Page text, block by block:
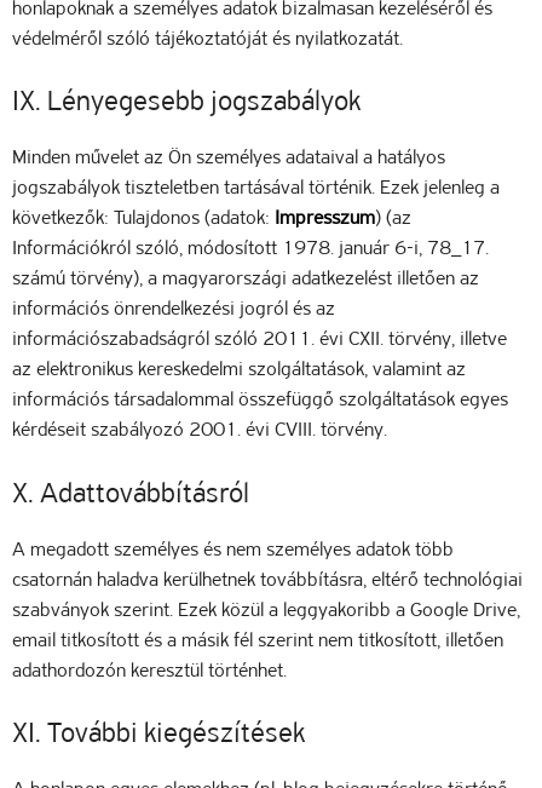
honlapoknak a személyes adatok bizalmasan kezeléséről és
védelméről szóló tájékoztatóját és nyilatkozatát.
IX. Lényegesebb jogszabályok
Minden művelet az Ön személyes adataival a hatályos
jogszabályok tiszteletben tartásával történik. Ezek jelenleg a
következők: Tulajdonos (adatok: Impresszum) (az
Információkról szóló, módosított 1978. január 6-i, 78_17.
számú törvény), a magyarországi adatkezelést illetően az
információs önrendelkezési jogról és az
információszabadságról szóló 2011. évi CXII. törvény, illetve
az elektronikus kereskedelmi szolgáltatások, valamint az
információs társadalommal összefüggő szolgáltatások egyes
kérdéseit szabályozó 2001. évi CVIII. törvény.
X. Adattovábbításról
A megadott személyes és nem személyes adatok több
csatornán haladva kerülhetnek továbbításra, eltérő technológiai
szabványok szerint. Ezek közül a leggyakoribb a Google Drive,
email titkosított és a másik fél szerint nem titkosított, illetően
adathordozón keresztül történhet.
XI. További kiegészítések